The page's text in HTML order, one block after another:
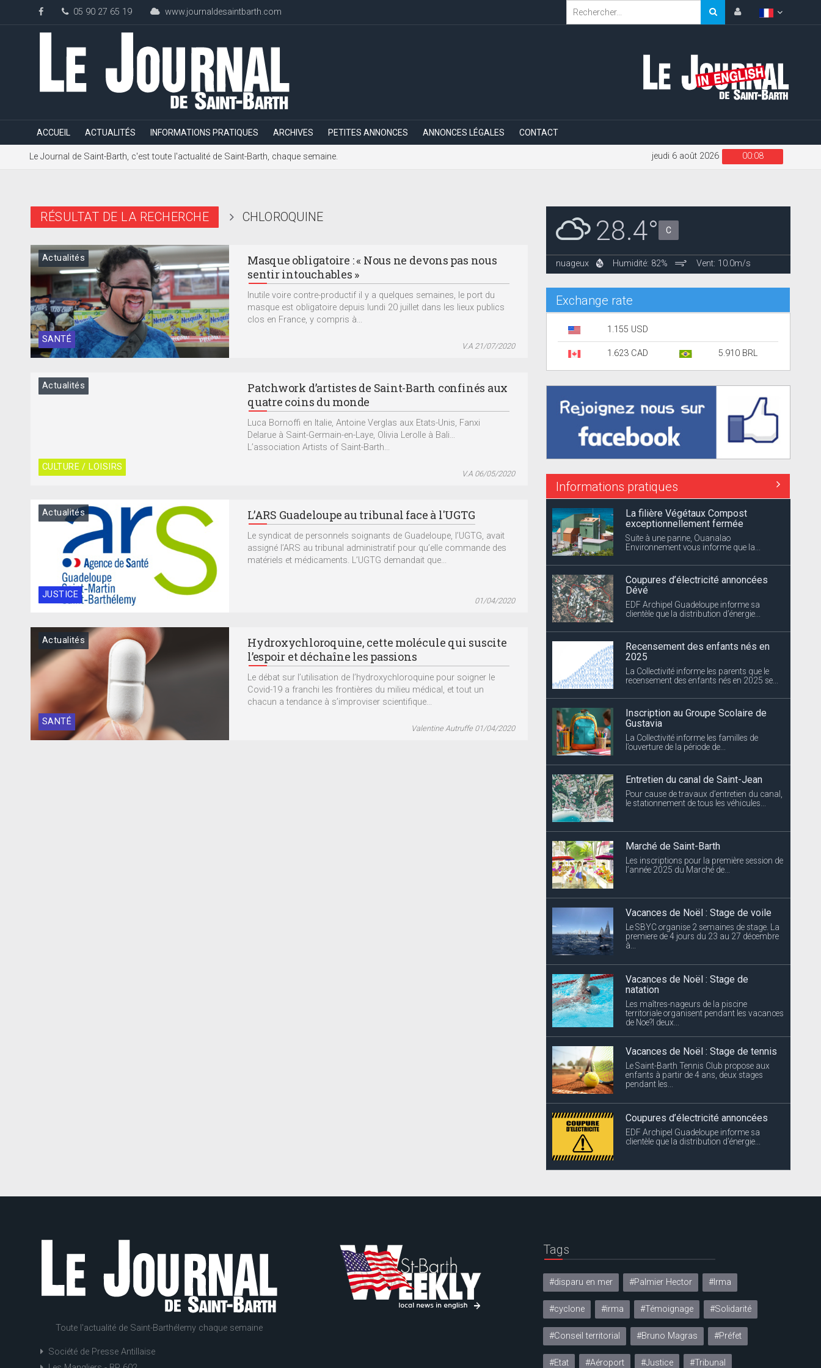
05 90 27 65 19 www.journaldesaintbarth.com
ACCUEIL ACTUALITÉS INFORMATIONS PRATIQUES ARCHIVES PETITES ANNONCES ANNONCES LÉGALES CONTACT
Le Journal de Saint-Barth, c'est toute l'actualité de Saint-Barth, chaque semaine. 00:08
jeudi 6 août 2026
RÉSULTAT DE LA RECHERCHE CHLOROQUINE
SANTÉ
Actualités
Masque obligatoire : « Nous ne devons pas nous
sentir intouchables »
Inutile voire contre-productif il y a quelques semaines, le port du
masque est obligatoire depuis lundi 20 juillet dans les lieux publics
clos en France, y compris à...
V.A 21/07/2020
CULTURE / LOISIRS
Actualités
Patchwork d’artistes de Saint-Barth confinés aux
quatre coins du monde
Luca Bornoffi en Italie, Antoine Verglas aux Etats-Unis, Fanxi
Delarue à Saint-Germain-en-Laye, Olivia Lerolle à Bali…
L’association Artists of Saint-Barth...
V.A 06/05/2020
JUSTICE
Actualités L’ARS Guadeloupe au tribunal face à l'UGTG
Le syndicat de personnels soignants de Guadeloupe, l’UGTG, avait
assigné l’ARS au tribunal administratif pour qu’elle commande des
matériels et médicaments. L’UGTG demandait que...
01/04/2020
SANTÉ
Actualités
Hydroxychloroquine, cette molécule qui suscite
l’espoir et déchaîne les passions
Le débat sur l’utilisation de l’hydroxychloroquine pour soigner le
Covid-19 a franchi les frontières du milieu médical, et tout un
chacun a tendance à s’improviser scientifique...
Valentine Autruffe 01/04/2020
28.4° C
nuageux Humidité: 82% Vent: 10.0m/s
Exchange rate
1.155 USD
1.623 CAD 5.910 BRL
Informations pratiques
La filière Végétaux Compost
exceptionnellement fermée
Suite à une panne, Ouanalao
Environnement vous informe que la...
Coupures d’électricité annoncées
Dévé
EDF Archipel Guadeloupe informe sa
clientèle que la distribution d’énergie...
Recensement des enfants nés en
2025
La Collectivité informe les parents que le
recensement des enfants nés en 2025 se...
Inscription au Groupe Scolaire de
Gustavia
La Collectivité informe les familles de
l’ouverture de la période de...
Entretien du canal de Saint-Jean
Pour cause de travaux d’entretien du canal,
le stationnement de tous les véhicules...
Marché de Saint-Barth
Les inscriptions pour la première session de
l’année 2025 du Marché de...
Vacances de Noël : Stage de voile
Le SBYC organise 2 semaines de stage. La
premiere de 4 jours du 23 au 27 décembre
à...
Vacances de Noël : Stage de
natation
Les maîtres-nageurs de la piscine
territoriale organisent pendant les vacances
de Noe?l deux...
Vacances de Noël : Stage de tennis
Le Saint-Barth Tennis Club propose aux
enfants à partir de 4 ans, deux stages
pendant les...
Coupures d’électricité annoncées
EDF Archipel Guadeloupe informe sa
clientèle que la distribution d’énergie...
Toute l'actualité de Saint-Barthélemy chaque semaine
Société de Presse Antillaise
Tags
#disparu en mer #Palmier Hector #Irma
#cyclone #irma #Témoignage #Solidarité
#Conseil territorial #Bruno Magras #Préfet
#Etat #Aéroport #Justice #Tribunal